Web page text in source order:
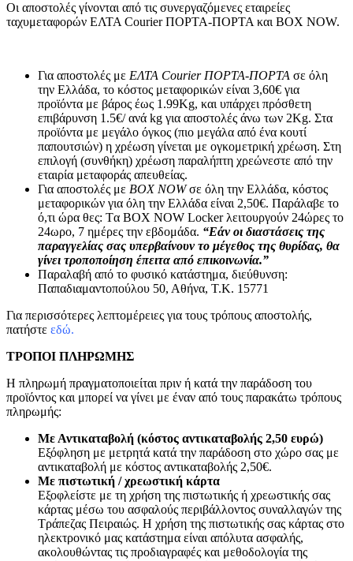
Οι αποστολές γίνονται από τις συνεργαζόμενες εταιρείες
ταχυμεταφορών ΕΛΤΑ Courier ΠΟΡΤΑ-ΠΟΡΤΑ και BOX NOW.
Για αποστολές με ΕΛΤΑ Courier ΠΟΡΤΑ-ΠΟΡΤΑ σε όλη
την Ελλάδα, το κόστος μεταφορικών είναι 3,60€ για
προϊόντα με βάρος έως 1.99Kg, και υπάρχει πρόσθετη
επιβάρυνση 1.5€/ ανά kg για αποστολές άνω των 2Κg. Στα
προϊόντα με μεγάλο όγκος (πιο μεγάλα από ένα κουτί
παπουτσιών) η χρέωση γίνεται με ογκομετρική χρέωση. Στη
επιλογή (συνθήκη) χρέωση παραλήπτη χρεώνεστε από την
εταιρία μεταφοράς απευθείας.
Για αποστολές με BOX NOWσε όλη την Ελλάδα, κόστος
μεταφορικών για όλη την Ελλάδα είναι 2,50€. Παράλαβε το
ό,τι ώρα θες: Tα ΒΟΧ ΝΟW Locker λειτουργούν 24ώρες το
24ωρο, 7 ημέρες την εβδομάδα. “Εάν οι διαστάσεις της
παραγγελίας σας υπερβαίνουν το μέγεθος της θυρίδας, θα
γίνει τροποποίηση έπειτα από επικοινωνία.”
Παραλαβή από το φυσικό κατάστημα, διεύθυνση:
Παπαδιαμαντοπούλου 50, Αθήνα, Τ.Κ. 15771
Για περισσότερες λεπτομέρειες για τους τρόπους αποστολής,
πατήστε εδώ.
ΤΡΟΠΟΙ ΠΛΗΡΩΜΗΣ
Η πληρωμή πραγματοποιείται πριν ή κατά την παράδοση του
προϊόντος και μπορεί να γίνει με έναν από τους παρακάτω τρόπους
πληρωμής:
Με Αντικαταβολή (κόστος αντικαταβολής 2,50 ευρώ)
Εξόφληση με μετρητά κατά την παράδοση στο χώρο σας με
αντικαταβολή με κόστος αντικαταβολής 2,50€.
Με πιστωτική / χρεωστική κάρτα
Εξοφλείστε με τη χρήση της πιστωτικής ή χρεωστικής σας
κάρτας μέσω του ασφαλούς περιβάλλοντος συναλλαγών της
Τράπεζας Πειραιώς. Η χρήση της πιστωτικής σας κάρτας στο
ηλεκτρονικό μας κατάστημα είναι απόλυτα ασφαλής,
ακολουθώντας τις προδιαγραφές και μεθοδολογία της